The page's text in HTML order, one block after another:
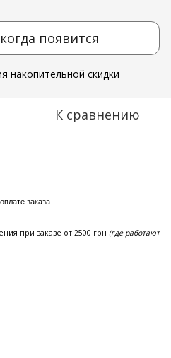
появится
накопительной скидки
К сравнению
заказа
при заказе от 2500 грн (где работают